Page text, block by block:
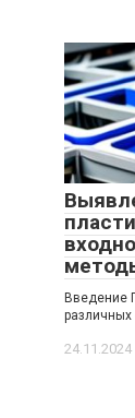
Введение
различных
24.11.2024